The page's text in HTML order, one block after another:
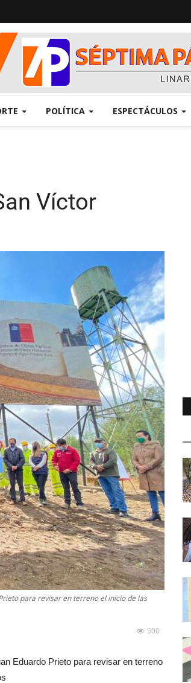
POLÍTICA ESPECTÁCULOS
Víctor
para revisar en terreno el inicio de las
500
Eduardo Prieto para revisar en terreno